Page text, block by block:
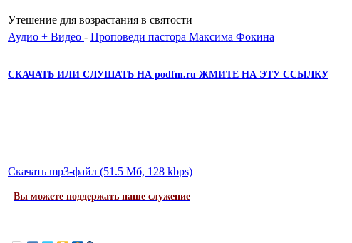
Утешение для возрастания в святости
Аудио + Видео - Проповеди пастора Максима Фокина
СКАЧАТЬ ИЛИ СЛУШАТЬ НА podfm.ru ЖМИТЕ НА ЭТУ ССЫЛКУ
Скачать mp3-файл (51.5 Мб, 128 kbps)
Вы можете поддержать наше служение